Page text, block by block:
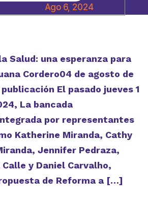
Ago 6, 2024
Salud: una esperanza para
Cordero04 de agosto de
El pasado jueves 1
La bancada
por representantes
Katherine Miranda, Cathy
Jennifer Pedraza,
y Daniel Carvalho,
de Reforma a […]